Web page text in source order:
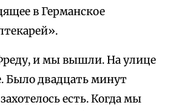
в Германское
и мы вышли. На улице
Было двадцать минут
есть. Когда мы